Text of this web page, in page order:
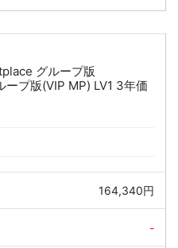
グループ版
プ版(VIP MP) LV1 3年価
164,340円
-